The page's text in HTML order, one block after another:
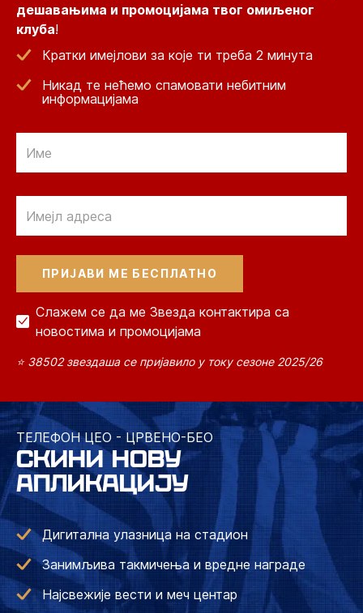
дешавањима и промоцијама твог омиљеног
клуба!
Кратки имејлови за које ти треба 2 минута
Никад те нећемо спамовати небитним
информацијама
Слажем се да ме Звезда контактира са
новостима и промоцијама
⭐ 38502 звездаша се пријавило у току сезоне 2025/26
ТЕЛЕФОН ЦЕО - ЦРВЕНО-БЕО
СКИНИ НОВУ
АПЛИКАЦИЈУ
Дигитална улазница на стадион
Занимљива такмичења и вредне награде
Најсвежије вести и меч центар